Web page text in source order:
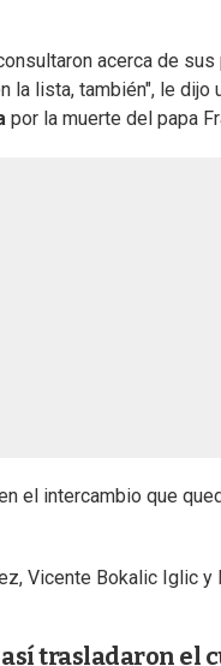
acerca de
la lista, también", le dijo
por la muerte del papa
el intercambio que
Vicente Bokalic Iglic y
trasladaron el